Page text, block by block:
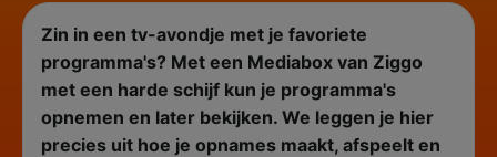
Zin in een tv-avondje met je favoriete
programma's? Met een Mediabox van Ziggo
met een harde schijf kun je programma's
opnemen en later bekijken. We leggen je hier
precies uit hoe je opnames maakt, afspeelt en